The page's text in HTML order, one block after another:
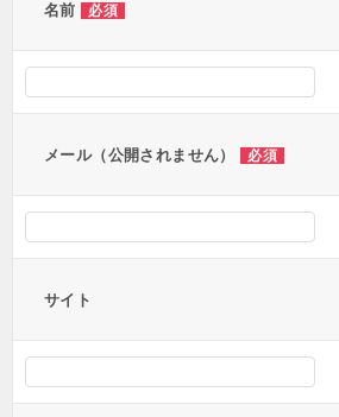
ョ
名前 必須
メール（公開されません） 必須
サイト